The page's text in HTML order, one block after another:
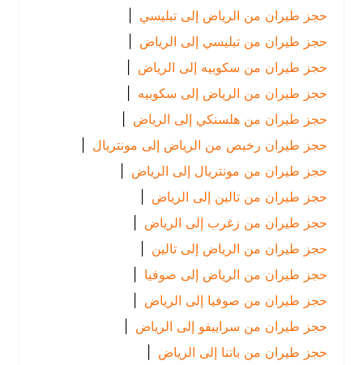
حجز طيران من الرياض إلى تبليسي |
حجز طيران من تبليسي إلى الرياض
|
حجز طيران من سكوبيه إلى الرياض
|
حجز طيران من الرياض إلى سكوبيه |
حجز طيران من هلسنكي إلى الرياض
|
حجز طيران رخيص من الرياض إلى مونتريال |
حجز طيران من مونتريال إلى الرياض
|
حجز طيران من تالين إلى الرياض
|
حجز طيران من زغرب إلى الرياض
|
حجز طيران من الرياض إلى تالين
|
حجز طيران من الرياض إلى صوفيا
|
حجز طيران من صوفيا إلى الرياض
|
حجز طيران من سراييفو إلى الرياض
|
حجز طيران من باتنا إلى الرياض
|